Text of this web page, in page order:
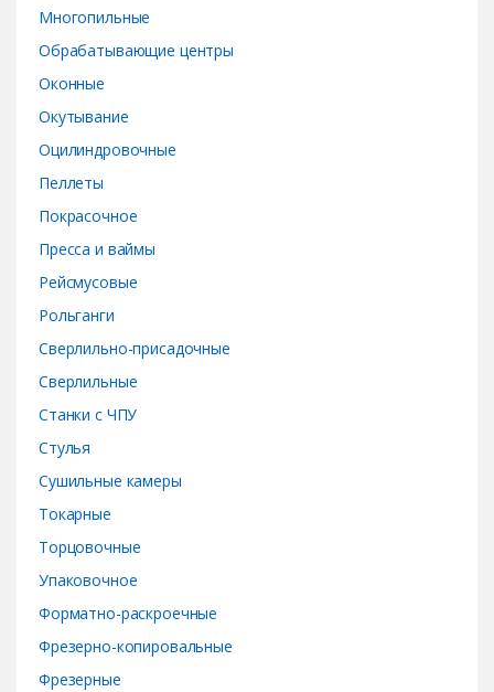
Многопильные
Обрабатывающие центры
Оконные
Окутывание
Оцилиндровочные
Пеллеты
Покрасочное
Пресса и ваймы
Рейсмусовые
Рольганги
Сверлильно-присадочные
Сверлильные
Станки с ЧПУ
Стулья
Сушильные камеры
Токарные
Торцовочные
Упаковочное
Форматно-раскроечные
Фрезерно-копировальные
Фрезерные